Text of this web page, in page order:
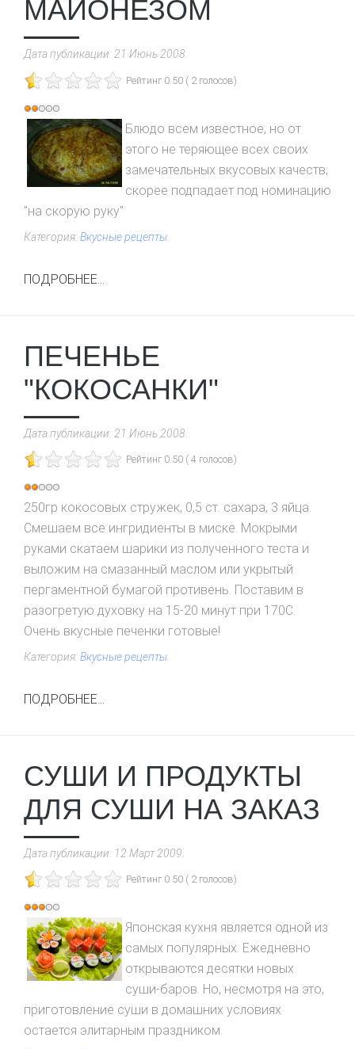
МАЙОНЕЗОМ
Дата публикации: 21 Июнь 2008.
Рейтинг 0.50 ( 2 голосов)
Рейтинг:
2 /5
Блюдо всем известное, но от
этого не теряющее всех своих
замечательных вкусовых качеств;
скорее подпадает под номинацию
"на скорую руку"
Категория: Вкусные рецепты
ПОДРОБНЕЕ...
ПЕЧЕНЬЕ
"КОКОСАНКИ"
Дата публикации: 21 Июнь 2008
Рейтинг 0.50 ( 4 голосов)
Рейтинг:
2/5
250гр кокосовых стружек, 0,5 ст. сахара, 3 яйца.
Смешаем все ингридиенты в миске. Мокрыми
руками скатаем шарики из полученного теста и
выложим на смазанный маслом или укрытый
пергаментной бумагой противень. Поставим в
разогретую духовку на 15-20 минут при 170С.
Очень вкусные печенки готовые!
Категория: Вкусные рецепты
ПОДРОБНЕЕ...
СУШИ И ПРОДУКТЫ
ДЛЯ СУШИ НА ЗАКАЗ
Дата публикации: 12 Март 2009
Рейтинг 0.50 ( 2 голосов)
Рейтинг:
3/5
Японская кухня является одной из
самых популярных. Ежедневно
открываются десятки новых
суши-баров. Но, несмотря на это,
приготовление суши в домашних условиях
остается элитарным праздником.